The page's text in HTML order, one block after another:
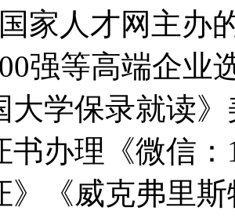
家人才网主办
强等高端企业
大学保录就读
书办理《微信：
》《威克弗里